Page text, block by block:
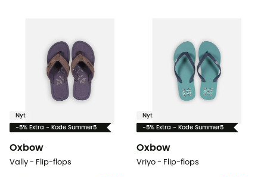
Nyt
-5% Extra - Kode Summer5
Oxbow
Vally - Flip-flops
Nyt
-5% Extra - Kode Summer5
Oxbow
Vriyo - Flip-flops